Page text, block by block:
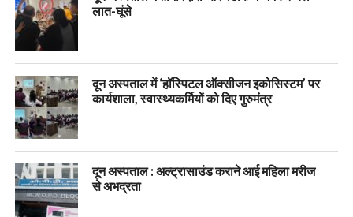
लात-घूंसे
दून अस्पताल में ‘हॉस्पिटल ऑक्सीजन इकोसिस्टम’ पर
कार्यशाला, स्वास्थ्यकर्मियों को दिए गुरुमंत्र
दून अस्पताल : अल्ट्रासाउंड कराने आई महिला मरीज
से अभद्रता